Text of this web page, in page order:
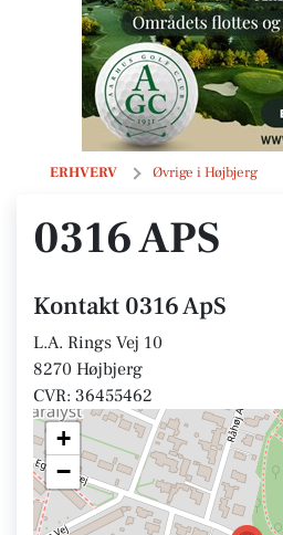
ERHVERV Øvrige i Højbjerg
0316 ApS
0316 APS
Kontakt 0316 ApS
L.A. Rings Vej 10
8270 Højbjerg
CVR: 36455462
+
−